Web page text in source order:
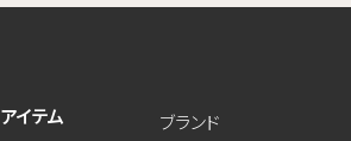
アイテム
ブランド